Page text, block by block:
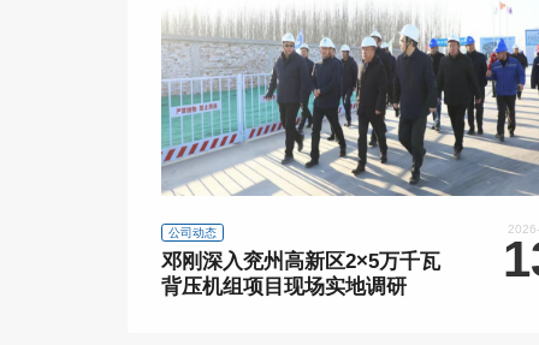
公司动态
邓刚深入兖州高新区2×5万千瓦
背压机组项目现场实地调研